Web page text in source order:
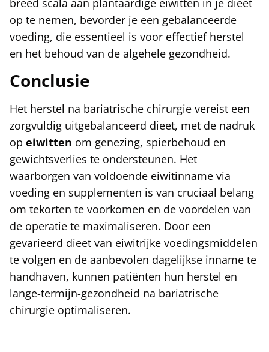
breed scala aan plantaardige eiwitten in je dieet
op te nemen, bevorder je een gebalanceerde
voeding, die essentieel is voor effectief herstel
en het behoud van de algehele gezondheid.
Conclusie
Het herstel na bariatrische chirurgie vereist een
zorgvuldig uitgebalanceerd dieet, met de nadruk
op eiwitten om genezing, spierbehoud en
gewichtsverlies te ondersteunen. Het
waarborgen van voldoende eiwitinname via
voeding en supplementen is van cruciaal belang
om tekorten te voorkomen en de voordelen van
de operatie te maximaliseren. Door een
gevarieerd dieet van eiwitrijke voedingsmiddelen
te volgen en de aanbevolen dagelijkse inname te
handhaven, kunnen patiënten hun herstel en
lange-termijn-gezondheid na bariatrische
chirurgie optimaliseren.